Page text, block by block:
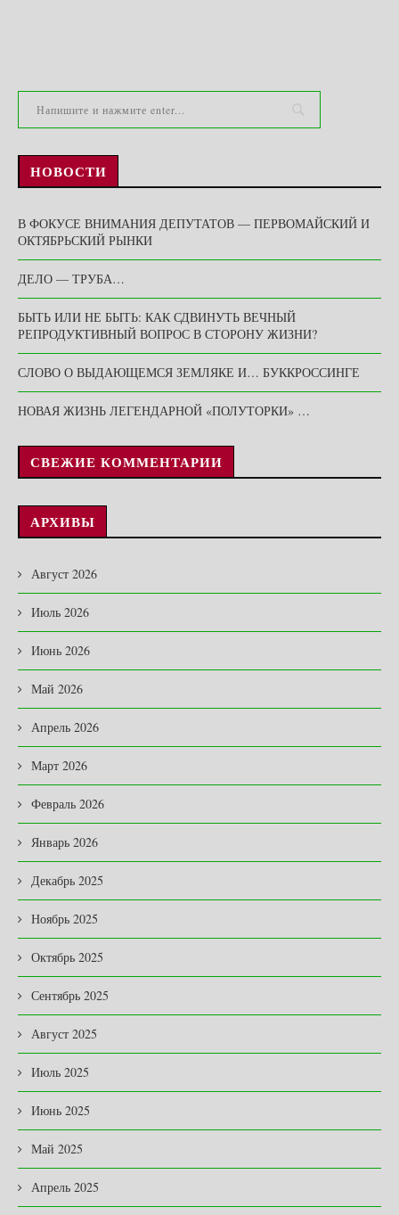
НОВОСТИ
В ФОКУСЕ ВНИМАНИЯ ДЕПУТАТОВ — ПЕРВОМАЙСКИЙ И
ОКТЯБРЬСКИЙ РЫНКИ
ДЕЛО — ТРУБА…
БЫТЬ ИЛИ НЕ БЫТЬ: КАК СДВИНУТЬ ВЕЧНЫЙ
РЕПРОДУКТИВНЫЙ ВОПРОС В СТОРОНУ ЖИЗНИ?
СЛОВО О ВЫДАЮЩЕМСЯ ЗЕМЛЯКЕ И… БУККРОССИНГЕ
НОВАЯ ЖИЗНЬ ЛЕГЕНДАРНОЙ «ПОЛУТОРКИ» …
СВЕЖИЕ КОММЕНТАРИИ
АРХИВЫ
Август 2026
Июль 2026
Июнь 2026
Май 2026
Апрель 2026
Март 2026
Февраль 2026
Январь 2026
Декабрь 2025
Ноябрь 2025
Октябрь 2025
Сентябрь 2025
Август 2025
Июль 2025
Июнь 2025
Май 2025
Апрель 2025